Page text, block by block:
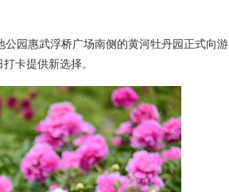
园惠武浮桥广场南侧的黄河牡丹园正式向游
卡提供新选择。